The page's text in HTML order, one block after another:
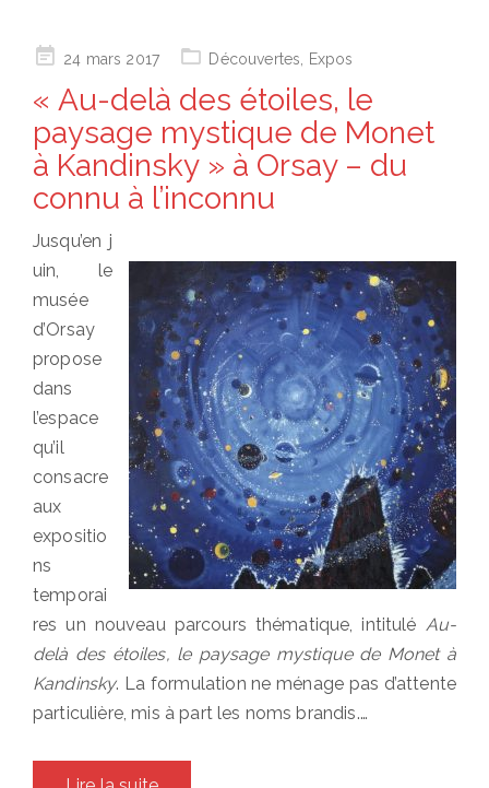
Posted24 mars 2017 Découvertes Expos
« Au-delà des étoiles, le
paysage mystique de Monet
à Kandinsky » à Orsay – du
connu à l’inconnu
Jusqu’en j
uin, le
musée
d’Orsay
propose
dans
l’espace
qu’il
consacre
aux
expositio
ns
temporai
res un nouveau parcours thématique, intitulé Au-
delà des étoiles, le paysage mystique de Monet à
Kandinsky. La formulation ne ménage pas d’attente
particulière, mis à part les noms brandis.…